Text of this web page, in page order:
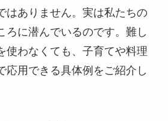
はありません。実は私たちの
ろに潜んでいるのです。難し
使わなくても、子育てや料理
応用できる具体例をご紹介し